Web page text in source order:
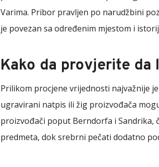
Varima. Pribor pravljen po narudžbini
je povezan sa određenim mjestom i
Kako da provjerite da
Prilikom procjene vrijednosti najvažnije
ugravirani natpis ili žig proizvođača
proizvođači poput Berndorfa i Sandrika,
predmeta, dok srebrni pečati dodatno